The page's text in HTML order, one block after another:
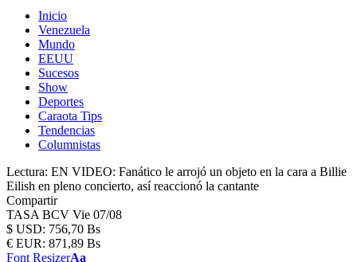
Inicio
Venezuela
Mundo
EEUU
Sucesos
Show
Deportes
Caraota Tips
Tendencias
Columnistas
Lectura: EN VIDEO: Fanático le arrojó un objeto en la cara a Billie
Eilish en pleno concierto, así reaccionó la cantante
Compartir
TASA BCV Vie 07/08
$ USD: 756,70 Bs
€ EUR: 871,89 Bs
Font ResizerAa